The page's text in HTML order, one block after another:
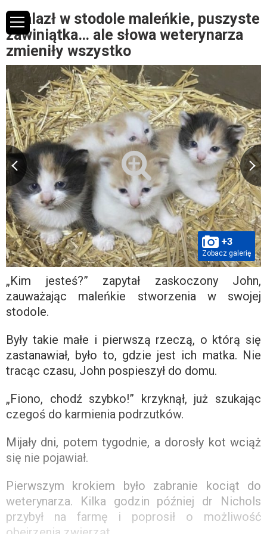
Znalazł w stodole maleńkie, puszyste
zawiniątka… ale słowa weterynarza
zmieniły wszystko
+3
Zobacz galerię
„Kim jesteś?” zapytał zaskoczony John,
zauważając maleńkie stworzenia w swojej
stodole.
Były takie małe i pierwszą rzeczą, o którą się
zastanawiał, było to, gdzie jest ich matka. Nie
tracąc czasu, John pospieszył do domu.
„Fiono, chodź szybko!” krzyknął, już szukając
czegoś do karmienia podrzutków.
Mijały dni, potem tygodnie, a dorosły kot wciąż
się nie pojawiał.
Pierwszym krokiem było zabranie kociąt do
weterynarza. Kilka godzin później dr Nichols
przybył na farmę i poprosił o możliwość